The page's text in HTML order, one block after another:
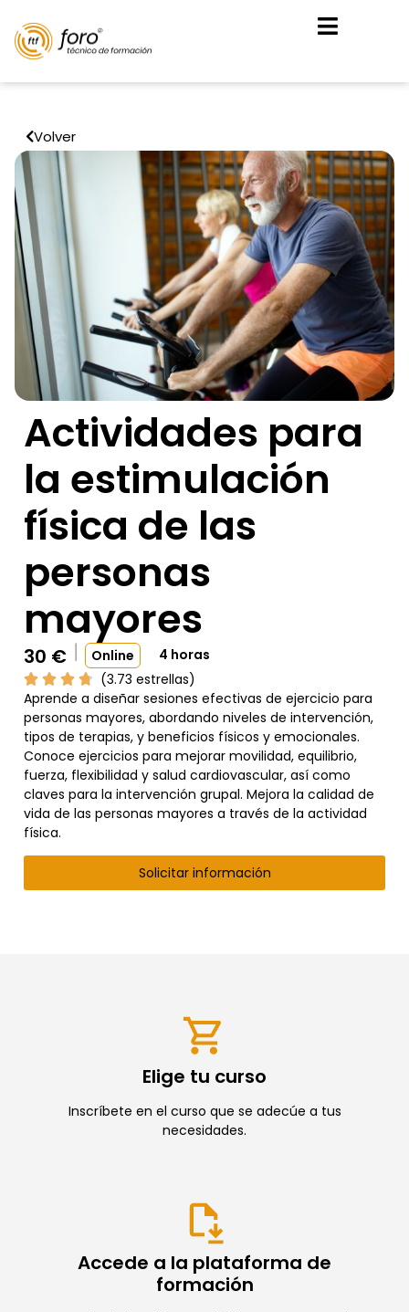
Volver
Actividades para
la estimulación
física de las
personas
mayores
30 € Online
4 horas
(3.73 estrellas)
Aprende a diseñar sesiones efectivas de ejercicio para
personas mayores, abordando niveles de intervención,
tipos de terapias, y beneficios físicos y emocionales.
Conoce ejercicios para mejorar movilidad, equilibrio,
fuerza, flexibilidad y salud cardiovascular, así como
claves para la intervención grupal. Mejora la calidad de
vida de las personas mayores a través de la actividad
física.
Solicitar información
Elige tu curso
Inscríbete en el curso que se adecúe a tus
necesidades.
Accede a la plataforma de
formación